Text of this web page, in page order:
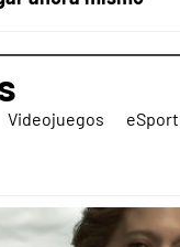
Videojuegos